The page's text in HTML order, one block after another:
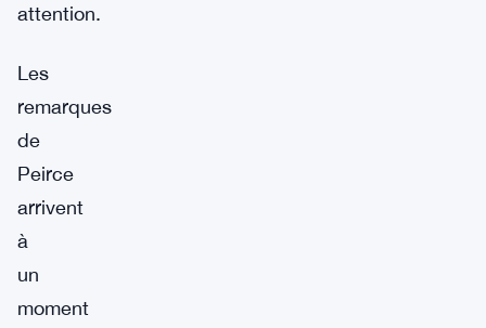
attention.
Les
remarques
de
Peirce
arrivent
à
un
moment